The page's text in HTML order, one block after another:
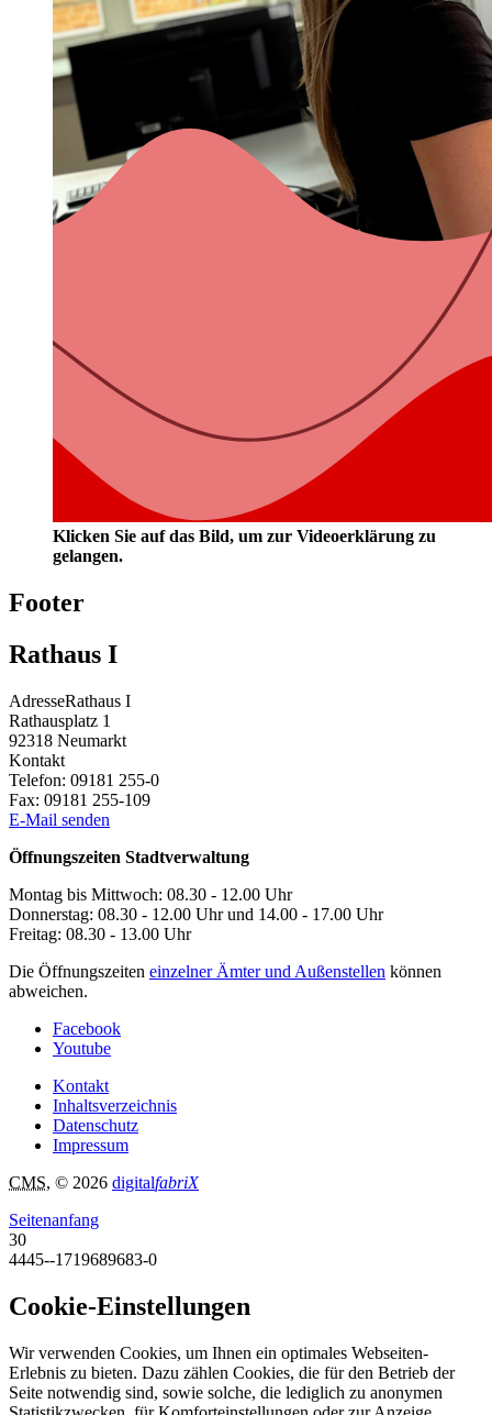
Klicken Sie auf das Bild, um zur Videoerklärung zu
gelangen.
Footer
Rathaus I
AdresseRathaus I
Rathausplatz 1
92318 Neumarkt
Kontakt
Telefon: 09181 255-0
Fax: 09181 255-109
E-Mail senden
Öffnungszeiten Stadtverwaltung
Montag bis Mittwoch: 08.30 - 12.00 Uhr
Donnerstag: 08.30 - 12.00 Uhr und 14.00 - 17.00 Uhr
Freitag: 08.30 - 13.00 Uhr
Die Öffnungszeiten einzelner Ämter und Außenstellen können
abweichen.
Facebook
Youtube
Kontakt
Inhaltsverzeichnis
Datenschutz
Impressum
CMS, © 2026 digitalfabriX
Seitenanfang
30
4445--1719689683-0
Cookie-Einstellungen
Wir verwenden Cookies, um Ihnen ein optimales Webseiten-
Erlebnis zu bieten. Dazu zählen Cookies, die für den Betrieb der
Seite notwendig sind, sowie solche, die lediglich zu anonymen